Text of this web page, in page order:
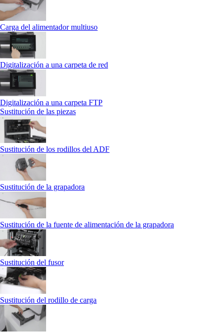
Carga del alimentador multiuso
Digitalización a una carpeta de red
Digitalización a una carpeta FTP
Sustitución de las piezas
Sustitución de los rodillos del ADF
Sustitución de la grapadora
Sustitución de la fuente de alimentación de la grapadora
Sustitución del fusor
Sustitución del rodillo de carga